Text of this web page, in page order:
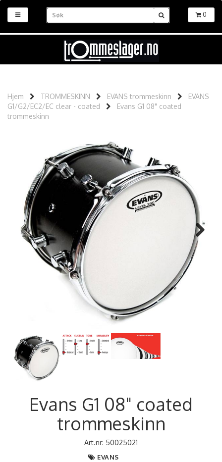
0
Hjem TROMMESKINN EVANS trommeskinn
EVANS
G1/G2/EC2/EC clear - coated
Evans G1 08" coated
trommeskinn
Next
Evans G1 08" coated
trommeskinn
Art.nr: 50025021
EVANS